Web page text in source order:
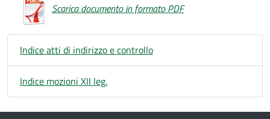
Scarica documento in formato PDF
Indice atti di indirizzo e controllo
Indice mozioni XII leg.